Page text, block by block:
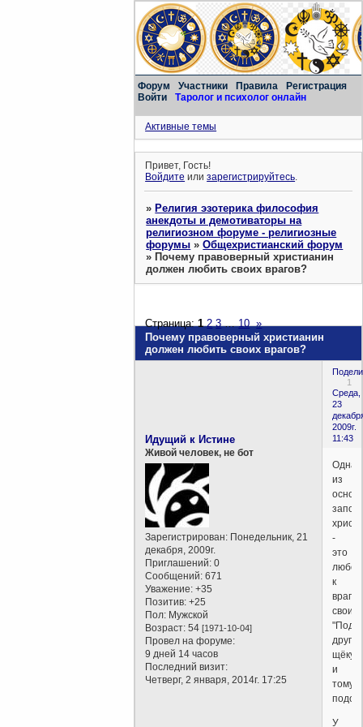
Форум Участники Правила
Регистрация
Войти
Таролог и психолог онлайн
Активные темы
Привет, Гость!
Войдите илизарегистрируйтесь.
»Религия эзотерика философия
анекдоты и демотиваторы на
религиозном форуме - религиозные
форумы »Общехристианский форум
»Почему правоверный христианин
должен любить своих врагов?
Почему правоверный христианин
должен любить своих врагов?
Страница:1 2 3 … 10 »
1
Среда,
23
2009г.
11:43
Идущий к Истине
Живой человек, не бот
Зарегистрирован: Понедельник, 21
декабря, 2009г.
Приглашений: 0
Сообщений: 671
Уважение: +35
Позитив: +25
Пол: Мужской
Возраст: 54[1971-10-04]
Провел на форуме:
9 дней 14 часов
Последний визит:
Четверг, 2 января, 2014г. 17:25
Одна
из
-
это
к
врагам
своим,
другую
щёку"
и
тому
У